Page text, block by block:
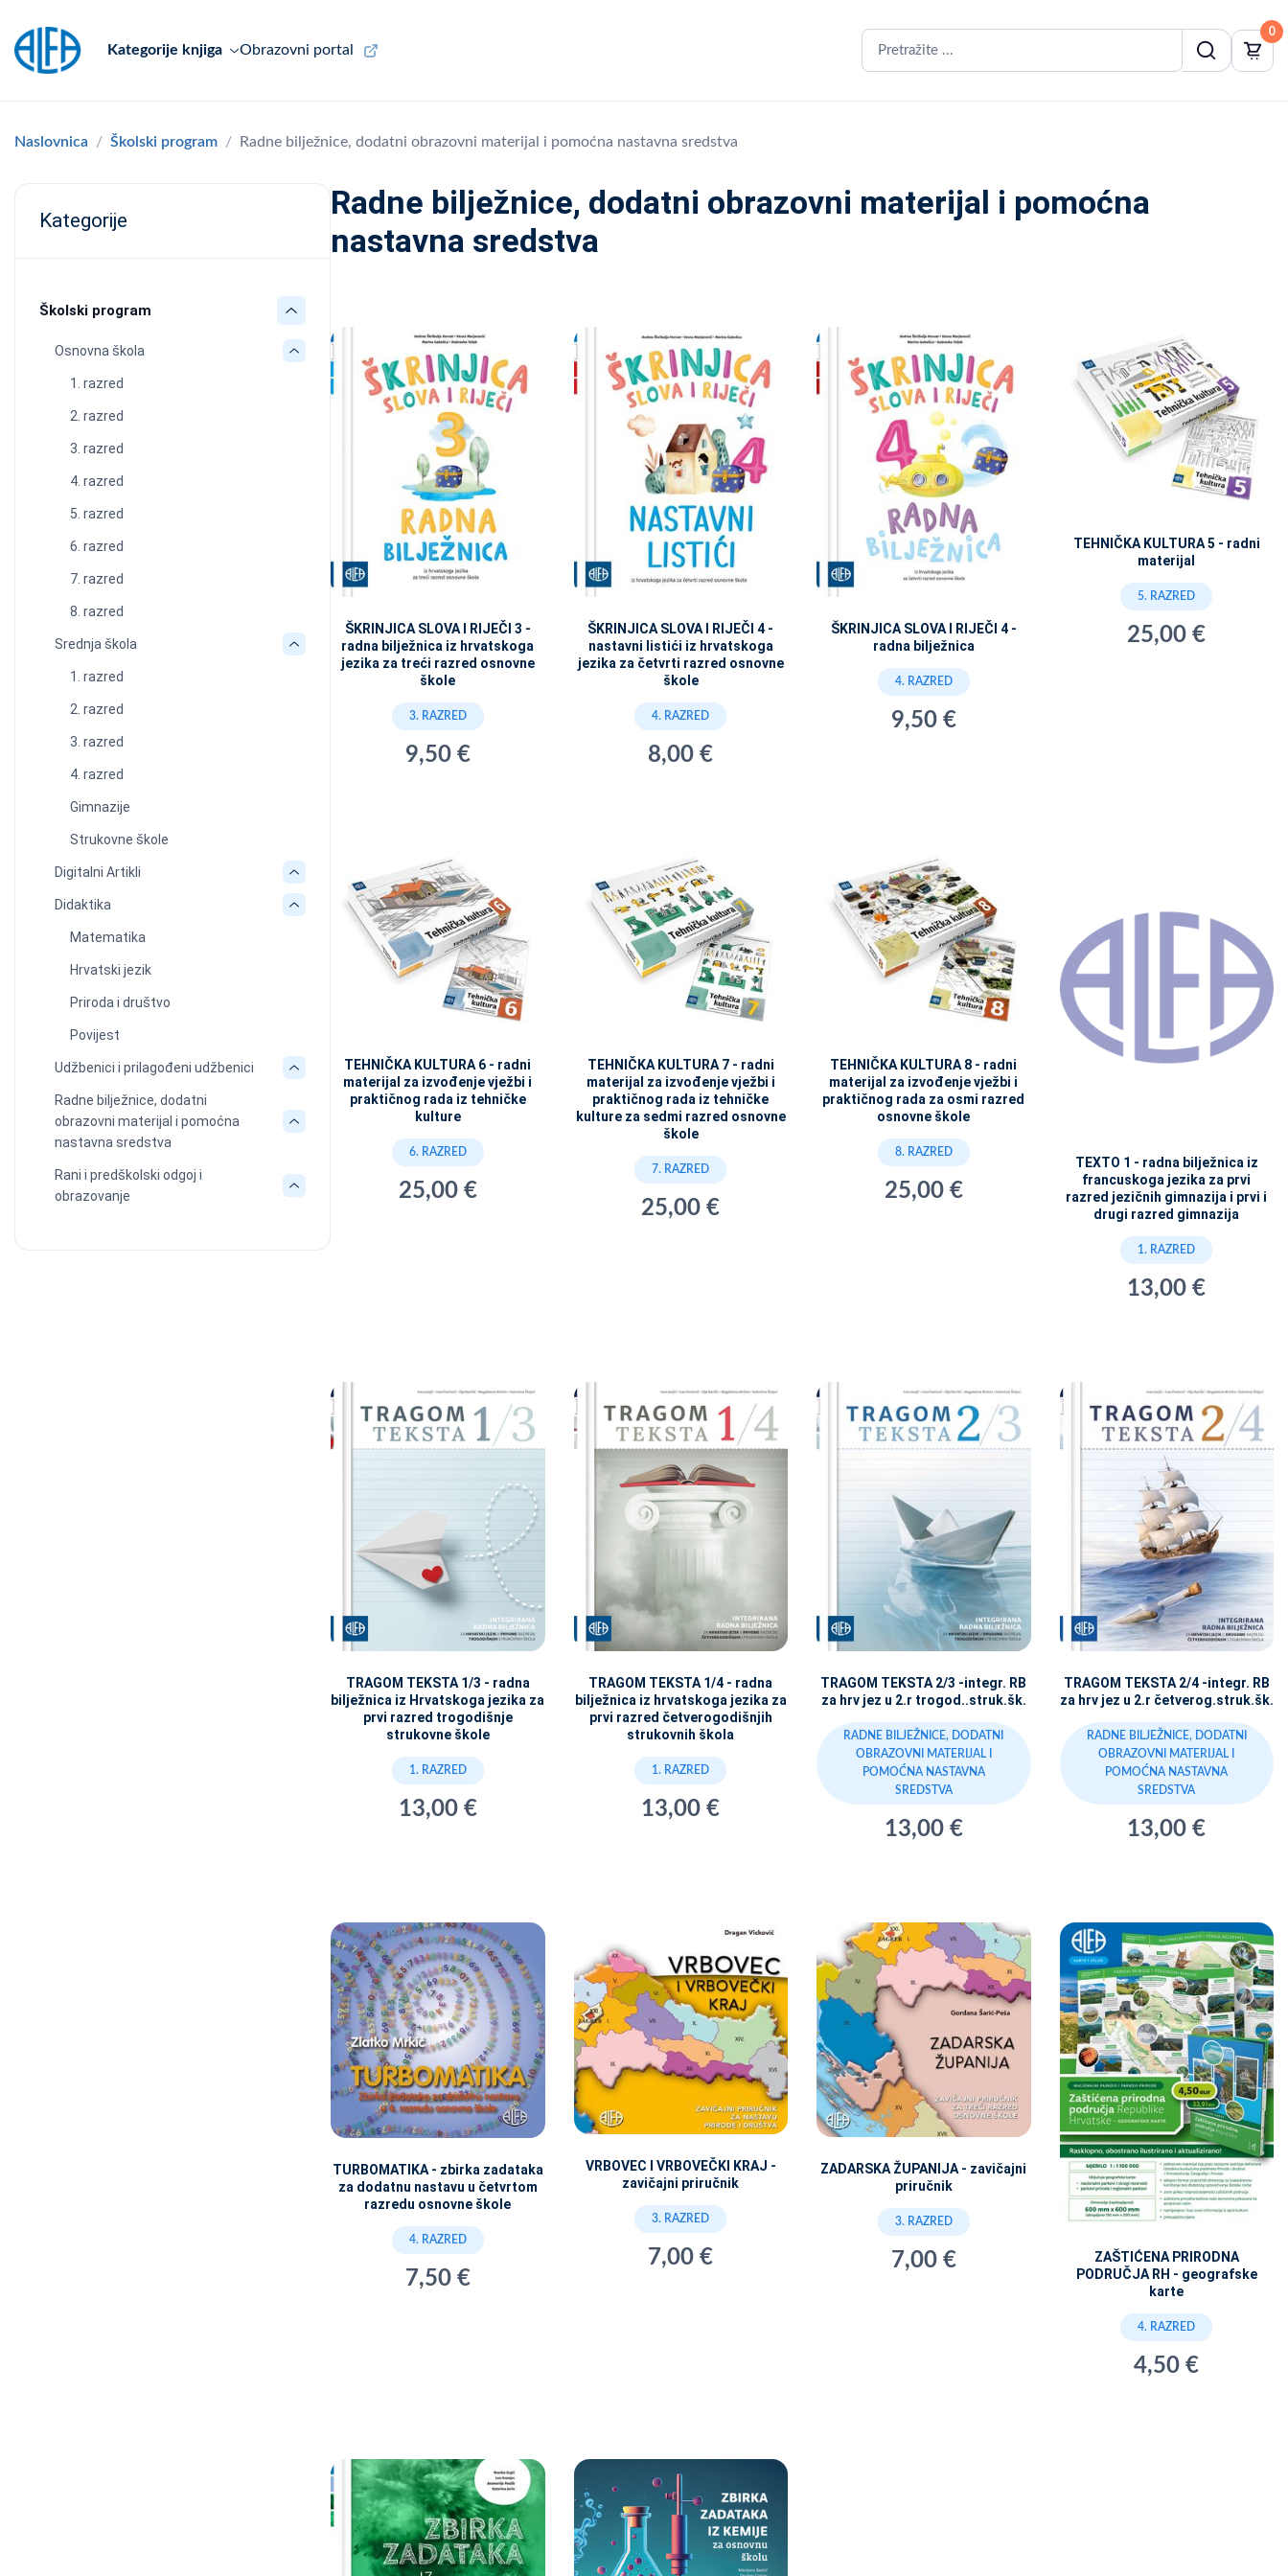
Kategorije knjiga Obrazovni portal
0
Naslovnica Školski program Radne bilježnice, dodatni obrazovni materijal i pomoćna nastavna sredstva
Kategorije
Školski program
Osnovna škola
1. razred
2. razred
3. razred
4. razred
5. razred
6. razred
7. razred
8. razred
Srednja škola
1. razred
2. razred
3. razred
4. razred
Gimnazije
Strukovne škole
Digitalni Artikli
Didaktika
Matematika
Hrvatski jezik
Priroda i društvo
Povijest
Udžbenici i prilagođeni udžbenici
Radne bilježnice, dodatni
obrazovni materijal i pomoćna
nastavna sredstva
Rani i predškolski odgoj i
obrazovanje
Radne bilježnice, dodatni obrazovni materijal i pomoćna
nastavna sredstva
ŠKRINJICA SLOVA I RIJEČI 3 -
radna bilježnica iz hrvatskoga
jezika za treći razred osnovne
škole
3. RAZRED
9,50 €
ŠKRINJICA SLOVA I RIJEČI 4 -
nastavni listići iz hrvatskoga
jezika za četvrti razred osnovne
škole
4. RAZRED
8,00 €
ŠKRINJICA SLOVA I RIJEČI 4 -
radna bilježnica
4. RAZRED
9,50 €
TEHNIČKA KULTURA 5 - radni
materijal
5. RAZRED
25,00 €
TEHNIČKA KULTURA 6 - radni
materijal za izvođenje vježbi i
praktičnog rada iz tehničke
kulture
6. RAZRED
25,00 €
TEHNIČKA KULTURA 7 - radni
materijal za izvođenje vježbi i
praktičnog rada iz tehničke
kulture za sedmi razred osnovne
škole
7. RAZRED
25,00 €
TEHNIČKA KULTURA 8 - radni
materijal za izvođenje vježbi i
praktičnog rada za osmi razred
osnovne škole
8. RAZRED
25,00 €
TEXTO 1 - radna bilježnica iz
francuskoga jezika za prvi
razred jezičnih gimnazija i prvi i
drugi razred gimnazija
1. RAZRED
13,00 €
TRAGOM TEKSTA 1/3 - radna
bilježnica iz Hrvatskoga jezika za
prvi razred trogodišnje
strukovne škole
1. RAZRED
13,00 €
TRAGOM TEKSTA 1/4 - radna
bilježnica iz hrvatskoga jezika za
prvi razred četverogodišnjih
strukovnih škola
1. RAZRED
13,00 €
TRAGOM TEKSTA 2/3 -integr. RB
za hrv jez u 2.r trogod..struk.šk.
RADNE BILJEŽNICE, DODATNI
OBRAZOVNI MATERIJAL I
POMOĆNA NASTAVNA
SREDSTVA
13,00 €
TRAGOM TEKSTA 2/4 -integr. RB
za hrv jez u 2.r četverog.struk.šk.
RADNE BILJEŽNICE, DODATNI
OBRAZOVNI MATERIJAL I
POMOĆNA NASTAVNA
SREDSTVA
13,00 €
TURBOMATIKA - zbirka zadataka
za dodatnu nastavu u četvrtom
razredu osnovne škole
4. RAZRED
7,50 €
VRBOVEC I VRBOVEČKI KRAJ -
zavičajni priručnik
3. RAZRED
7,00 €
ZADARSKA ŽUPANIJA - zavičajni
priručnik
3. RAZRED
7,00 €
ZAŠTIĆENA PRIRODNA
PODRUČJA RH - geografske
karte
4. RAZRED
4,50 €